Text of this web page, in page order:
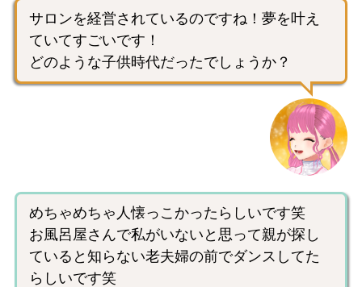
サロンを経営されているのですね！夢を叶え
ていてすごいです！
どのような子供時代だったでしょうか？
めちゃめちゃ人懐っこかったらしいです笑
お風呂屋さんで私がいないと思って親が探し
ていると知らない老夫婦の前でダンスしてた
らしいです笑